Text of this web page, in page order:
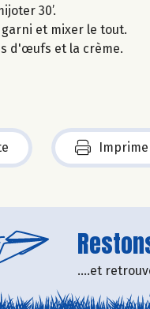
30’.
et mixer le tout.
d'œufs et la crème.
....et